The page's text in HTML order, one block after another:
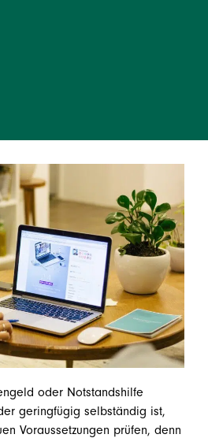
oder Notstandshilfe
geringfügig selbständig ist,
Voraussetzungen prüfen, denn